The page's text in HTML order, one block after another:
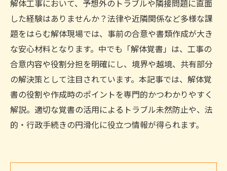
解体工事において、予想外のトラブルや隣接問題に直面
した経験はありませんか？法律や近隣関係など多様な課
題をはらむ解体現場では、事前の合意や書類作成が大き
な安心材料となります。中でも「解体覚書」は、工事の
合意内容や役割分担を明確にし、境界や越境、共有部分
の解決策として注目されています。本記事では、解体覚
書の役割や作成時のポイントを専門的かつわかりやすく
解説。適切な覚書の活用によるトラブル未然防止や、法
的・行政手続きの円滑化に役立つ情報が得られます。